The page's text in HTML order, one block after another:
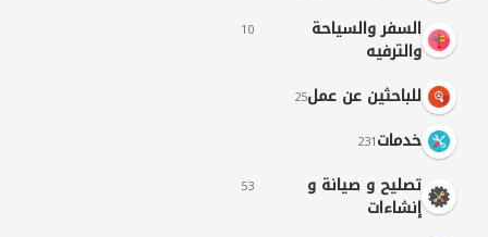
السفر والسياحة
والترفيه
10
للباحثين عن عمل25
خدمات231
تصليح و صيانة و
إنشاءات
53